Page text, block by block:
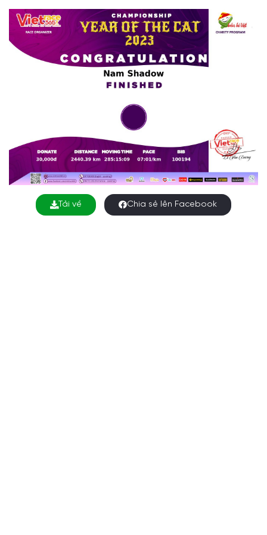
Tải về Chia sẻ lên Facebook